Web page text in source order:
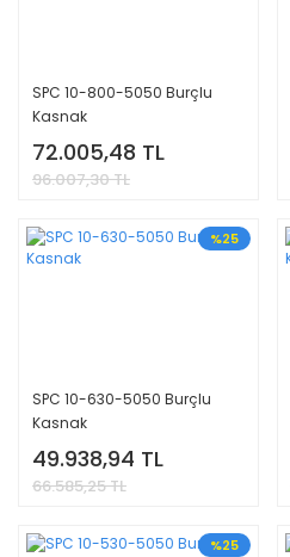
SPC 10-800-5050 Burçlu
Kasnak
72.005,48 TL
96.007,30 TL
%25
SPC 10-630-5050 Burçlu
Kasnak
49.938,94 TL
66.585,25 TL
%25